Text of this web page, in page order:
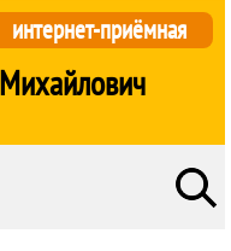
интернет-приёмная